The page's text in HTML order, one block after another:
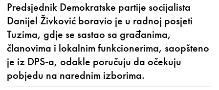
Predsjednik Demokratske partije socijalista
Danijel Živković boravio je u radnoj posjeti
Tuzima, gdje se sastao sa građanima,
članovima i lokalnim funkcionerima, saopšteno
je iz DPS-a, odakle poručuju da očekuju
pobjedu na narednim izborima.